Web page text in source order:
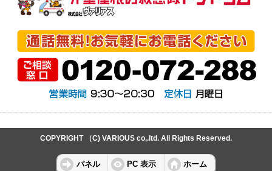
COPYRIGHT （C) VARIOUS co,.ltd. All Rights Reserved.
パネル PC 表示 ホーム